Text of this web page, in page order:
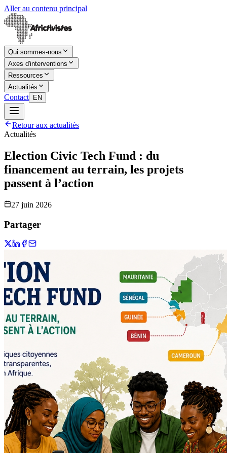
Aller au contenu principal
Qui sommes-nous
Axes d'interventions
Ressources
Actualités
Contact EN
Retour aux actualités
Actualités
Election Civic Tech Fund : du
financement au terrain, les projets
passent à l’action
27 juin 2026
Partager